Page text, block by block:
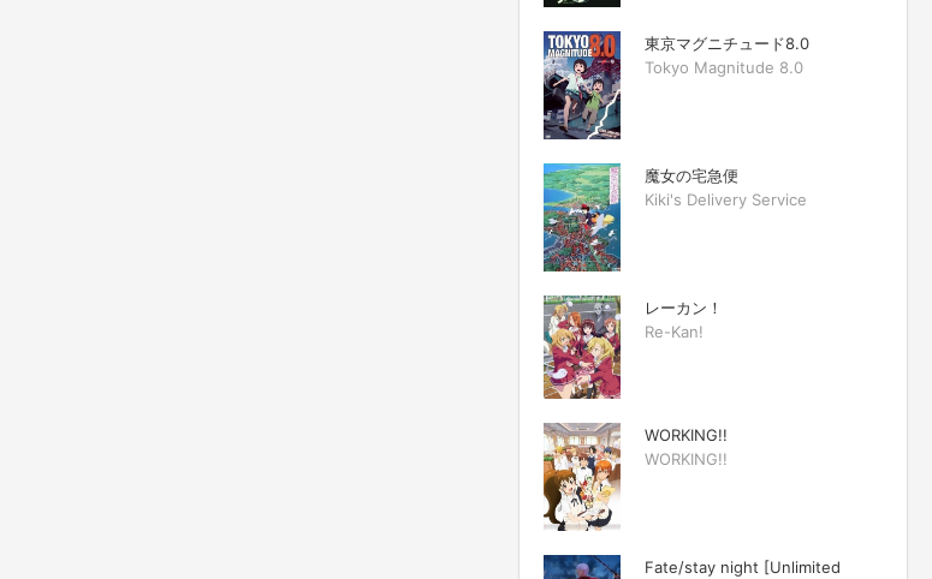
東京マグニチュード8.0
Tokyo Magnitude 8.0
魔女の宅急便
Kiki's Delivery Service
レーカン！
Re-Kan!
WORKING!!
WORKING!!
Fate/stay night [Unlimited